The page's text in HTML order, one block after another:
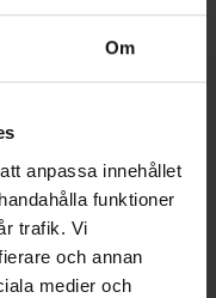
Om
anpassa innehållet
funktioner
trafik. Vi
och annan
medier och
är en
som ett
Kosttillskott